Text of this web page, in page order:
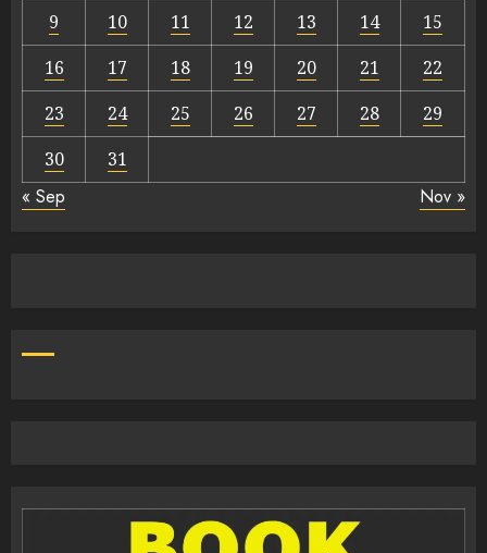
9
10 11 12 13 14
15
16
17 18 19 20 21
22
23
24 25 26 27 28
29
30
31
« Sep Nov »